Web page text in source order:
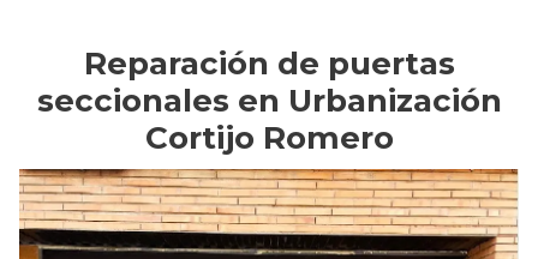
Reparación de puertas
seccionales en Urbanización
Cortijo Romero